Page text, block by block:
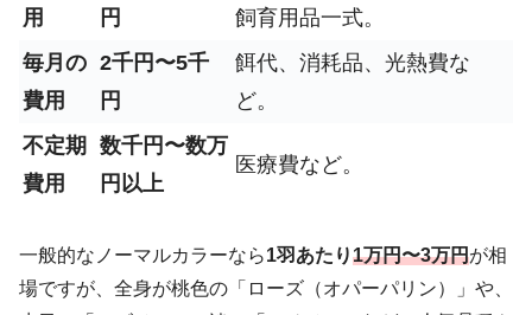
用
円
飼育用品一式。
毎月の
費用
2千円〜5千
円
餌代、消耗品、光熱費な
ど。
不定期
費用
数千円〜数万
円以上
医療費など。
一般的なノーマルカラーなら1羽あたり1万円〜3万円が相
場ですが、全身が桃色の「ローズ（オパーパリン）」や、